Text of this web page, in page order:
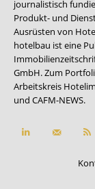
journalistisch
Produkt- und
Ausrüsten von
hotelbau ist eine
GmbH. Zum
Arbeitskreis
und CAFM-NEWS.